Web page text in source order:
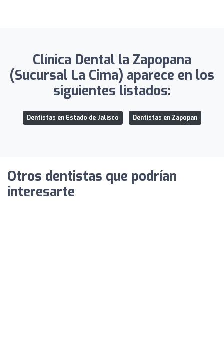
Clínica Dental la Zapopana
(Sucursal La Cima) aparece en los
siguientes listados:
Dentistas en Estado de Jalisco Dentistas en Zapopan
Otros dentistas que podrían
interesarte